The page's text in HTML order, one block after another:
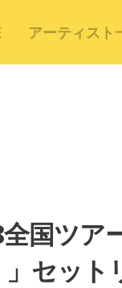
アーティスト
国ツア
セット